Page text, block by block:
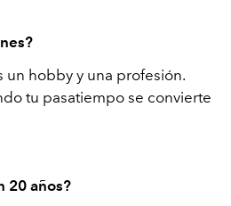
un hobby y una profesión.
tu pasatiempo se convierte
20 años?